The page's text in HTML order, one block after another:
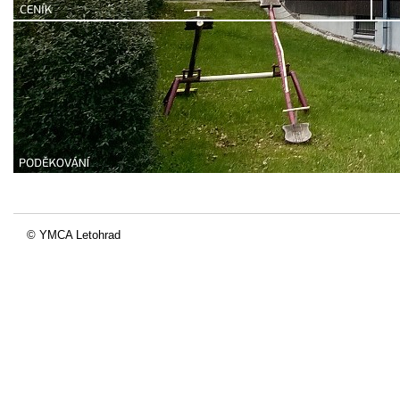
© YMCA Letohrad